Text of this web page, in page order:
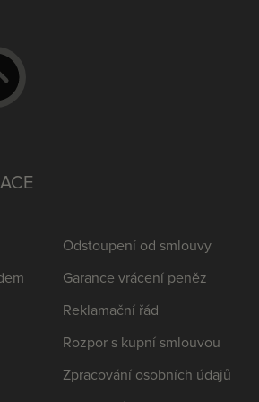
Odstoupení od smlouvy
Garance vrácení peněz
Reklamační řád
Rozpor s kupní smlouvou
Zpracování osobních údajů